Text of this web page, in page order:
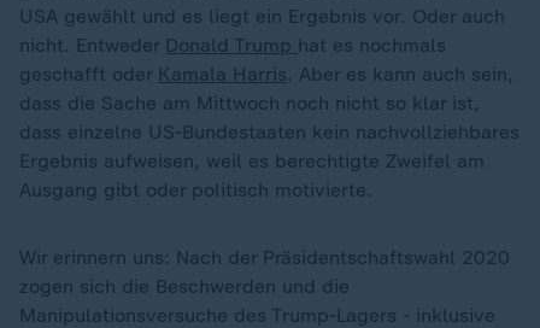
USA gewählt und es liegt ein Ergebnis vor. Oder auch
nicht. Entweder Donald Trump hat es nochmals
geschafft oder Kamala Harris. Aber es kann auch sein,
dass die Sache am Mittwoch noch nicht so klar ist,
dass einzelne US-Bundestaaten kein nachvollziehbares
Ergebnis aufweisen, weil es berechtigte Zweifel am
Ausgang gibt oder politisch motivierte.
Wir erinnern uns: Nach der Präsidentschaftswahl 2020
zogen sich die Beschwerden und die
Manipulationsversuche des Trump-Lagers - inklusive